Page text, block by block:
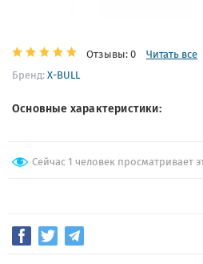
Отзывы: 0 Читать все
Бренд:X-BULL
Основные характеристики:
Сейчас 1 человек просматривает